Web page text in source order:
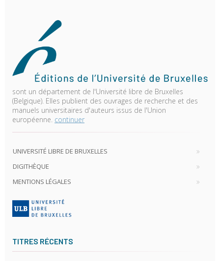
sont un département de l'Université libre de Bruxelles
(Belgique). Elles publient des ouvrages de recherche et des
manuels universitaires d'auteurs issus de l'Union
européenne. continuer
UNIVERSITÉ LIBRE DE BRUXELLES
DIGITHÈQUE
MENTIONS LÉGALES
TITRES RÉCENTS